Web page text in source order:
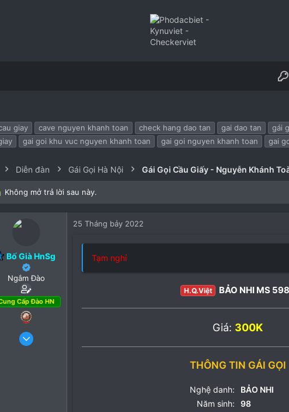
giay cave nguyen khanh toan check hang dao tan gai dao tan gái
gai goi khu vuc nguyen khanh toan gai goi nguyen khanh toan gai
Diễn đàn Gái Gọi Hà Nội Gái Gọi Cầu Giấy - Nguyễn Khánh
Không mở trả lời sau này.
Bố Già HnSg
Ngắm Đào
Cấp Đào HN
25 Tháng bảy 2022
Tạm nghỉ
H.Q.Việt BẢO NHI MS
Giá: 300K
THÔNG TIN GÁI GỌI
Nghệ danh:
BẢO NHI
Năm sinh:
98